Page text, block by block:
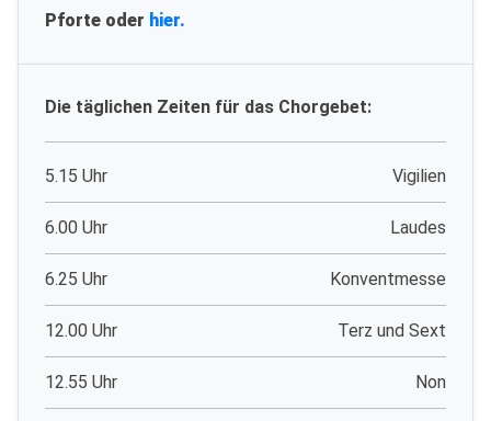
Pforte oder hier.
Die täglichen Zeiten für das Chorgebet:
5.15 Uhr Vigilien
6.00 Uhr Laudes
6.25 Uhr Konventmesse
12.00 Uhr Terz und Sext
12.55 Uhr Non